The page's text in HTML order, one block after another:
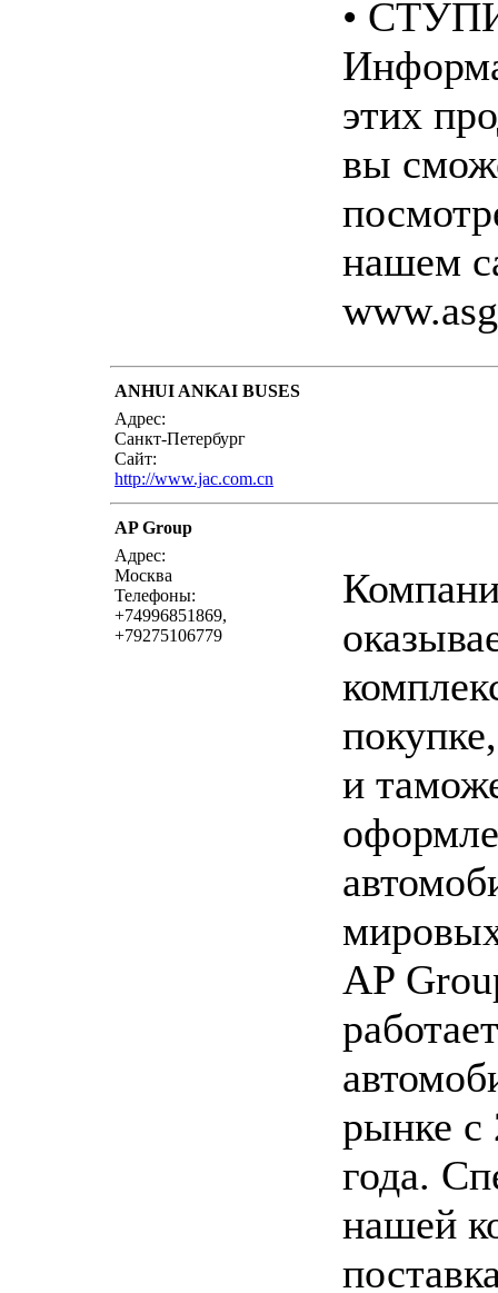
•
этих
вы
нашем
ANHUI ANKAI BUSES
Адрес:
Санкт-Петербург
Сайт:
http://www.jac.com.cn
AP Group
Адрес:
Москва
Телефоны:
+74996851869,
+79275106779
и
AP
рынке с
года.
нашей